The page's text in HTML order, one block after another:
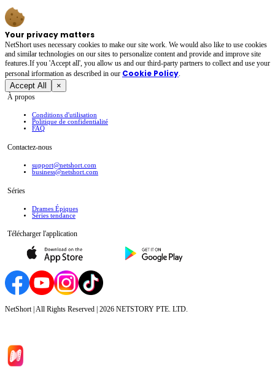
Your privacy matters
NetShort uses necessary cookies to make our site work. We would also like to use cookies
and similar technologies on our sites to personalize content and provide and improve site
features.If you 'Accept all', you allow us and our third-party partners to collect and use your
personal irformation as described in our Cookie Policy.
Accept All ×
À propos
Conditions d'utilisation
Politique de confidentialité
FAQ
Contactez-nous
support@netshort.com
business@netshort.com
Séries
Drames Épiques
Séries tendance
Télécharger l'application
NetShort | All Rights Reserved | 2026 NETSTORY PTE. LTD.